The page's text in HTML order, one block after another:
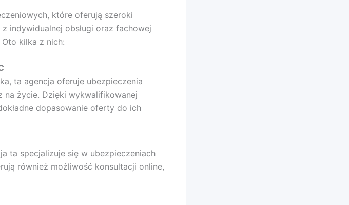
które oferują szeroki
indywidualnej obsługi oraz fachowej
kilka z nich:
ta agencja oferuje ubezpieczenia
na życie. Dzięki wykwalifikowanej
dopasowanie oferty do ich
ta specjalizuje się w ubezpieczeniach
również możliwość konsultacji online,